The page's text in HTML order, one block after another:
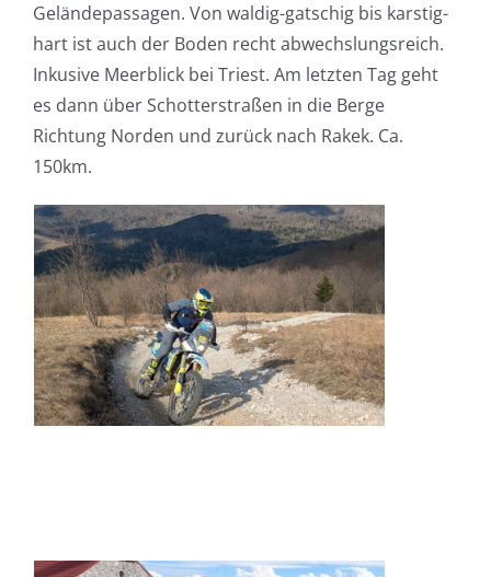
Geländepassagen. Von waldig-gatschig bis karstig-
hart ist auch der Boden recht abwechslungsreich.
Inkusive Meerblick bei Triest. Am letzten Tag geht
es dann über Schotterstraßen in die Berge
Richtung Norden und zurück nach Rakek. Ca.
150km.